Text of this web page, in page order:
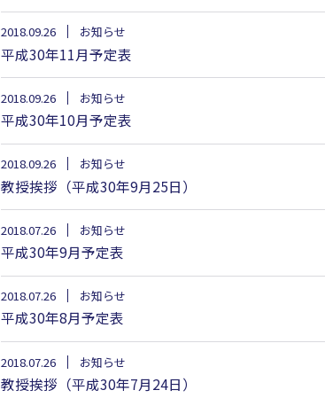
2018.09.26 お知らせ
平成30年11月予定表
2018.09.26 お知らせ
平成30年10月予定表
2018.09.26 お知らせ
教授挨拶（平成30年9月25日）
2018.07.26 お知らせ
平成30年9月予定表
2018.07.26 お知らせ
平成30年8月予定表
2018.07.26 お知らせ
教授挨拶（平成30年7月24日）